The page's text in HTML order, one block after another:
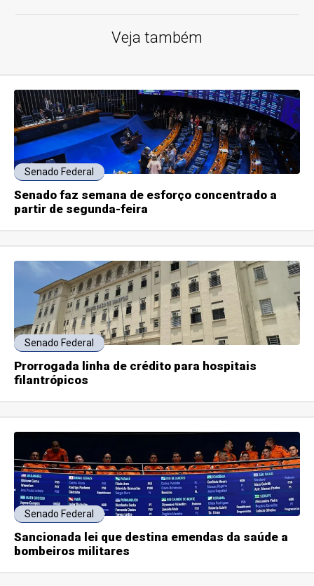
Veja também
Senado Federal
Senado faz semana de esforço concentrado a
partir de segunda-feira
Senado Federal
Prorrogada linha de crédito para hospitais
filantrópicos
Senado Federal
Sancionada lei que destina emendas da saúde a
bombeiros militares